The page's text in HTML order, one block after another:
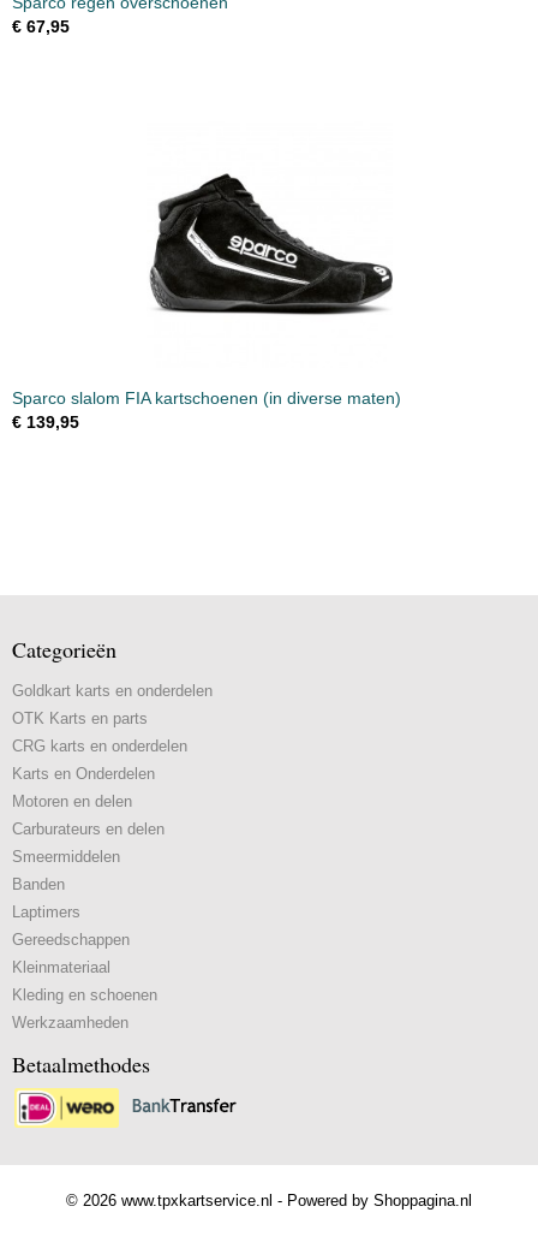
€ 67,95
Sparco slalom FIA kartschoenen (in diverse maten)
€ 139,95
Categorieën
Goldkart karts en onderdelen
OTK Karts en parts
CRG karts en onderdelen
Karts en Onderdelen
Motoren en delen
Carburateurs en delen
Smeermiddelen
Banden
Laptimers
Gereedschappen
Kleinmateriaal
Kleding en schoenen
Werkzaamheden
Betaalmethodes
© 2026 www.tpxkartservice.nl - Powered by Shoppagina.nl